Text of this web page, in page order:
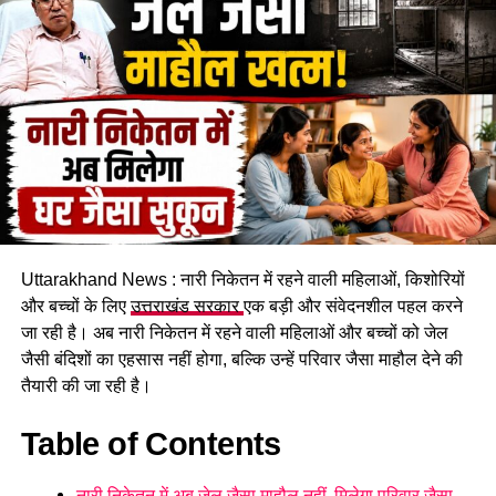
पहाड़ी से बोल्डर गिरने का सिलसिला थम नहीं रहा है और ऐसे में किसी भी
समय बड़ा हादसा हो सकता है।
कचहरी कर्मचारी गोविंद सिंह नेगी के मुताबिक, जिस सरकारी आवास में पांच
परिवार रह रहे हैं, वो फिलहाल पूरी तरह सुरक्षित नहीं है। बोल्डर गिरने से
भवन को काफी नुकसान पहुंचा है और मौजूदा हालात में वहां रहना जोखिम
प्रशासन से तत्काल मदद की मांग
Uttarakhand News : नारी निकेतन में रहने वाली महिलाओं, किशोरियों
और बच्चों के लिएउत्तराखंड सरकारएक बड़ी और संवेदनशील पहल करने
जा रही है। अब नारी निकेतन में रहने वाली महिलाओं और बच्चों को जेल
जैसी बंदिशों का एहसास नहीं होगा, बल्कि उन्हें परिवार जैसा माहौल देने की
तैयारी की जा रही है।
Table of Contents